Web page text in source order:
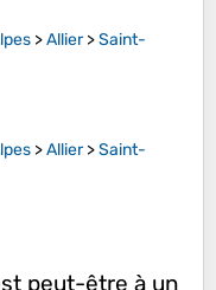
>Allier>Saint-
>Allier>Saint-
peut-être à un